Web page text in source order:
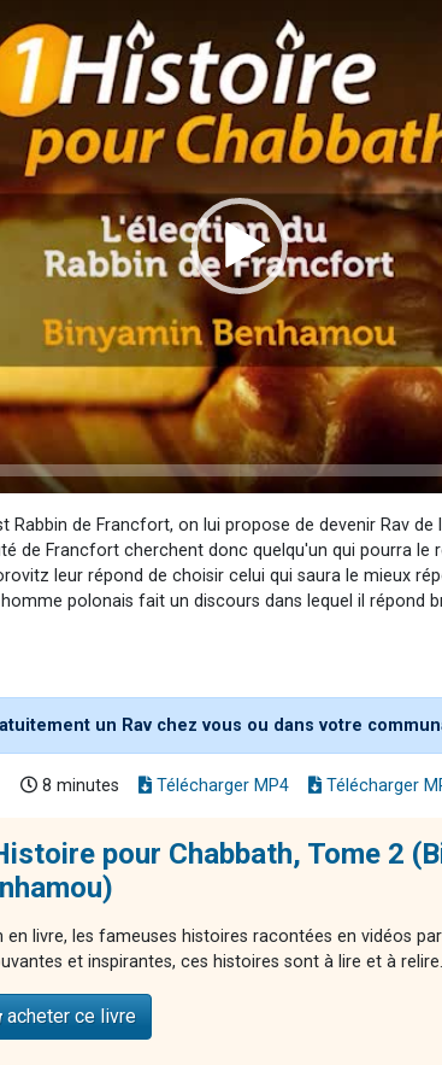
Rabbin de Francfort, on lui propose de devenir Rav de
de Francfort cherchent donc quelqu'un qui pourra le
leur répond de choisir celui qui saura le mieux
polonais fait un discours dans lequel il répond
un Rav chez vous ou dans votre
8 minutes Télécharger MP4 Télécharger
pour Chabbath, Tome 2
en livre, les fameuses histoires racontées en vidéos
et inspirantes, ces histoires sont à lire et à relire.
acheter ce livre